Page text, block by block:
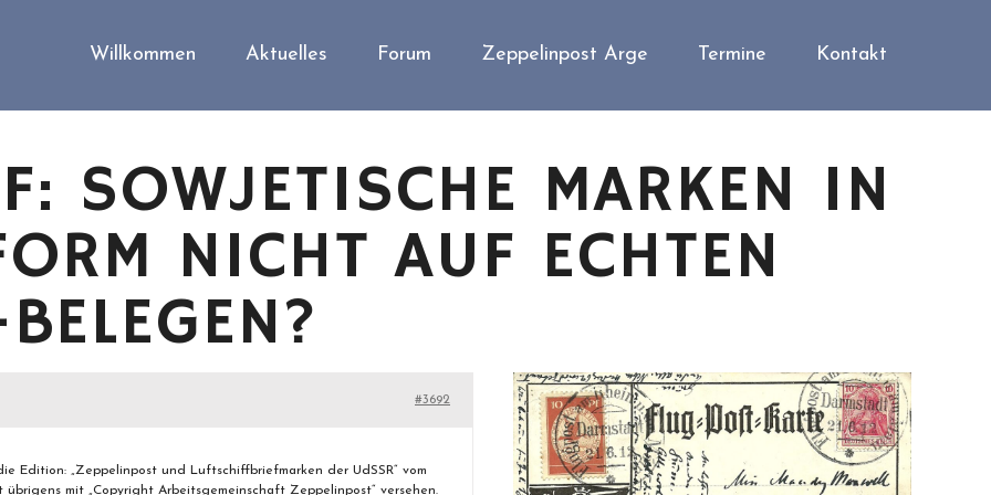
Willkommen Aktuelles Forum Zeppelinpost Arge Termine Kontakt
SOWJETISCHE MARKEN IN
NICHT AUF ECHTEN
#3692
Edition: „Zeppelinpost und Luftschiffbriefmarken der UdSSR“ vom
übrigens mit „Copyright Arbeitsgemeinschaft Zeppelinpost“ versehen.